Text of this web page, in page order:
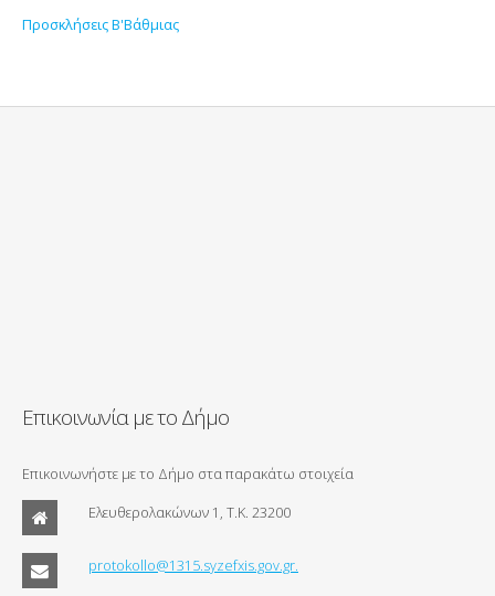
Προσκλήσεις Β'Βάθμιας
Επικοινωνία με το Δήμο
Επικοινωνήστε με το Δήμο στα παρακάτω στοιχεία
Ελευθερολακώνων 1, Τ.Κ. 23200
protokollo@1315.syzefxis.gov.gr.